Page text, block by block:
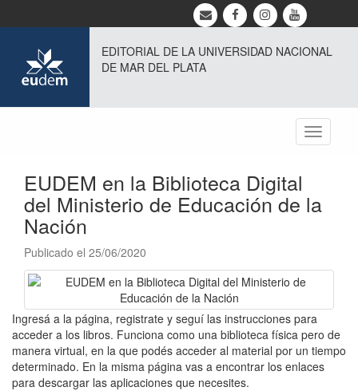
EDITORIAL DE LA UNIVERSIDAD NACIONAL
DE MAR DEL PLATA
Toggle
EUDEM en la Biblioteca Digital
del Ministerio de Educación de la
Nación
Publicado el 25/06/2020
Ingresá a la página, registrate y seguí las instrucciones para
acceder a los libros. Funciona como una biblioteca física pero de
manera virtual, en la que podés acceder al material por un tiempo
determinado. En la misma página vas a encontrar los enlaces
para descargar las aplicaciones que necesites.